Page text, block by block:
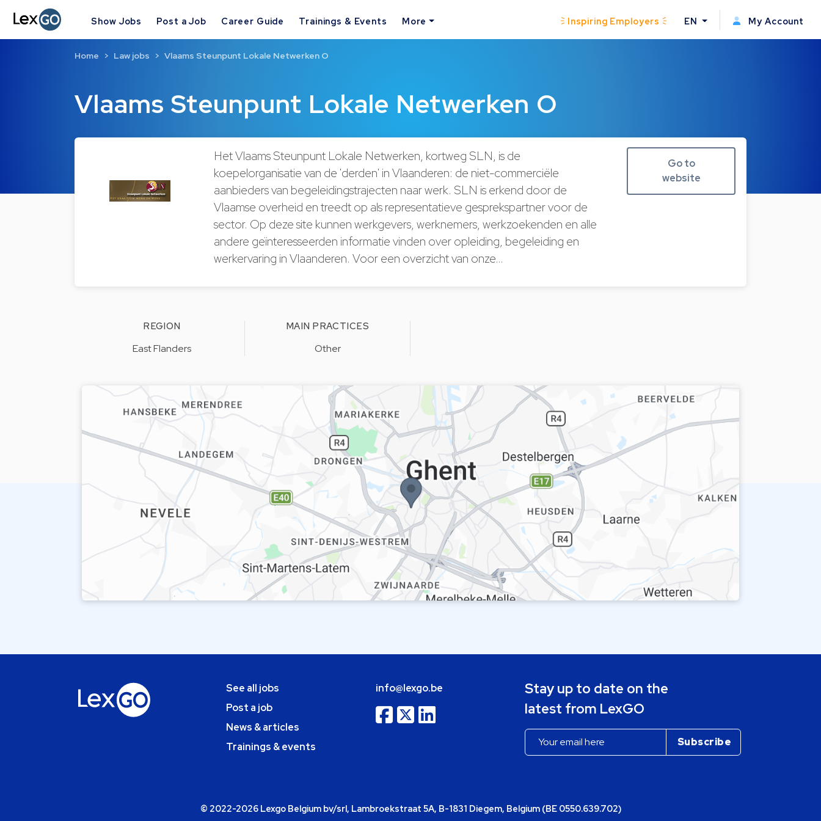
Show Jobs Post a Job Career Guide Trainings & Events More Inspiring Employers EN My Account
Vlaams Steunpunt Lokale Netwerken O
Home Law jobs Vlaams Steunpunt Lokale Netwerken O
Het Vlaams Steunpunt Lokale Netwerken, kortweg SLN, is de
koepelorganisatie van de 'derden' in Vlaanderen: de niet-commerciële
aanbieders van begeleidingstrajecten naar werk. SLN is erkend door de
Vlaamse overheid en treedt op als representatieve gesprekspartner voor de
sector. Op deze site kunnen werkgevers, werknemers, werkzoekenden en alle
andere geïnteresseerden informatie vinden over opleiding, begeleiding en
werkervaring in Vlaanderen. Voor een overzicht van onze…
Go to
website
REGION
East Flanders
MAIN PRACTICES
Other
See all jobs
Post a job
News & articles
Trainings & events
info@lexgo.be
Stay up to date on the
latest from LexGO
© 2022-2026 Lexgo Belgium bv/srl, Lambroekstraat 5A, B-1831 Diegem, Belgium (BE 0550.639.702)